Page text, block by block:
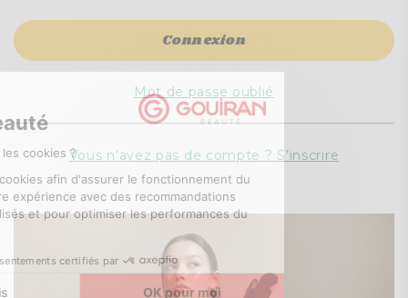
Mot de passe oublié
Vous n’avez pas de compte ? S’inscrire